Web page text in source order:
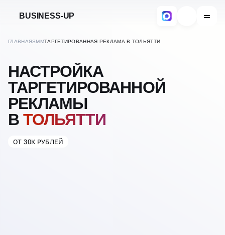
BUSINESS-UP
ГЛАВНАЯSMMТАРГЕТИРОВАННАЯ РЕКЛАМА В ТОЛЬЯТТИ
НАСТРОЙКА
ТАРГЕТИРОВАННОЙ
РЕКЛАМЫ
ВТОЛЬЯТТИ
ОТ 30К РУБЛЕЙ